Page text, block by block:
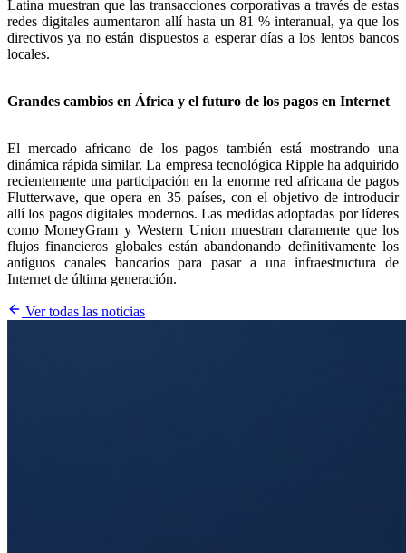
Latina muestran que las transacciones corporativas a través de estas
redes digitales aumentaron allí hasta un 81 % interanual, ya que los
directivos ya no están dispuestos a esperar días a los lentos bancos
locales.
Grandes cambios en África y el futuro de los pagos en Internet
El mercado africano de los pagos también está mostrando una
dinámica rápida similar. La empresa tecnológica Ripple ha adquirido
recientemente una participación en la enorme red africana de pagos
Flutterwave, que opera en 35 países, con el objetivo de introducir
allí los pagos digitales modernos. Las medidas adoptadas por líderes
como MoneyGram y Western Union muestran claramente que los
flujos financieros globales están abandonando definitivamente los
antiguos canales bancarios para pasar a una infraestructura de
Internet de última generación.
Ver todas las noticias